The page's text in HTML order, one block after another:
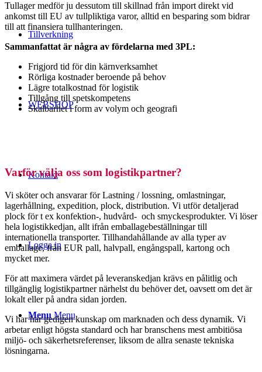
Tillverkning
WEBSHOP
Kontakt
Logga in
Menu Menu
Tullager medför ju dessutom till skillnad från import direkt vid
ankomst till EU av tullpliktiga varor, alltid en besparing som bidrar
till att finansiera tullhanteringen.
Sammanfattat är några av fördelarna med 3PL:
Frigjord tid för din kärnverksamhet
Rörliga kostnader beroende på behov
Lägre totalkostnad för logistik
Tillgång till spetskompetens
Skalbarhet i form av volym och geografi
Varför välja oss som logistikpartner?
Vi sköter och ansvarar för Lastning / lossning, omlastningar,
lagerhållning, expedition, plock, distribution. Vi utför detaljerad
plock för t ex konfektion-, hudvård- och smyckesprodukter. Vi löser
hela logistikkedjan, allt ifrån emballagebeställningar till
internationella transporter. Tillhandahållande av alla typer av
emballage, från EUR pall, halvpall, engångspall, kartong och
mycket mer.
För att maximera värdet på leveranskedjan krävs en pålitlig och
tillgänglig logistikpartner närhelst du behöver det, oavsett om det är
lokalt eller på andra sidan jorden.
Vi har har gedigen kunskap om marknaden och dess dynamik. Vi
arbetar enligt högsta standard och har branschens mest ambitiösa
miljö- och säkerhetsreferenser, liksom de allra senaste tekniska
lösningarna.